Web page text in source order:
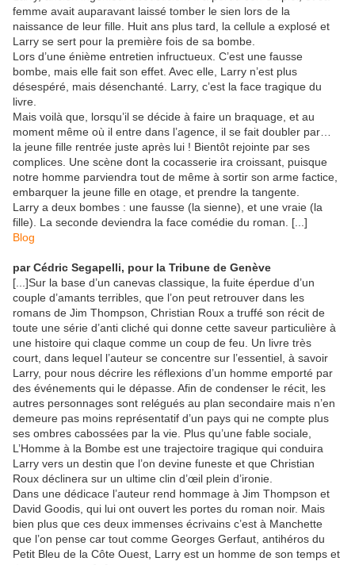
femme avait auparavant laissé tomber le sien lors de la
naissance de leur fille. Huit ans plus tard, la cellule a explosé et
Larry se sert pour la première fois de sa bombe.
Lors d’une énième entretien infructueux. C’est une fausse
bombe, mais elle fait son effet. Avec elle, Larry n’est plus
désespéré, mais désenchanté. Larry, c’est la face tragique du
livre.
Mais voilà que, lorsqu’il se décide à faire un braquage, et au
moment même où il entre dans l’agence, il se fait doubler par…
la jeune fille rentrée juste après lui ! Bientôt rejointe par ses
complices. Une scène dont la cocasserie ira croissant, puisque
notre homme parviendra tout de même à sortir son arme factice,
embarquer la jeune fille en otage, et prendre la tangente.
Larry a deux bombes : une fausse (la sienne), et une vraie (la
fille). La seconde deviendra la face comédie du roman. [...]
Blog
par Cédric Segapelli, pour la Tribune de Genève
[...]Sur la base d’un canevas classique, la fuite éperdue d’un
couple d’amants terribles, que l’on peut retrouver dans les
romans de Jim Thompson, Christian Roux a truffé son récit de
toute une série d’anti cliché qui donne cette saveur particulière à
une histoire qui claque comme un coup de feu. Un livre très
court, dans lequel l’auteur se concentre sur l’essentiel, à savoir
Larry, pour nous décrire les réflexions d’un homme emporté par
des événements qui le dépasse. Afin de condenser le récit, les
autres personnages sont relégués au plan secondaire mais n’en
demeure pas moins représentatif d’un pays qui ne compte plus
ses ombres cabossées par la vie. Plus qu’une fable sociale,
L’Homme à la Bombe est une trajectoire tragique qui conduira
Larry vers un destin que l’on devine funeste et que Christian
Roux déclinera sur un ultime clin d’œil plein d’ironie.
Dans une dédicace l’auteur rend hommage à Jim Thompson et
David Goodis, qui lui ont ouvert les portes du roman noir. Mais
bien plus que ces deux immenses écrivains c’est à Manchette
que l’on pense car tout comme Georges Gerfaut, antihéros du
Petit Bleu de la Côte Ouest, Larry est un homme de son temps et